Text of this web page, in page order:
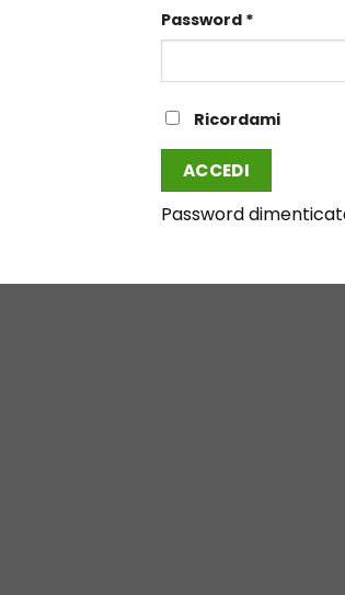
Password *
Ricordami
ACCEDI
Password